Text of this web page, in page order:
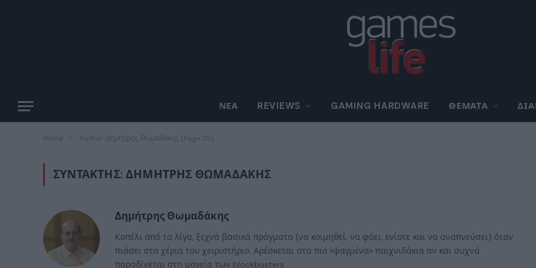
ΝΈΑ REVIEWS GAMING HARDWARE ΘΈΜΑΤΑ
Home Author: Δημήτρης Θωμαδάκης (Page 29)
ΣΥΝΤΆΚΤΗΣ:ΔΗΜΉΤΡΗΣ ΘΩΜΑΔΆΚΗΣ
Δημήτρης Θωμαδάκης
Κοπέλι από τα λίγα, ξεχνά βασικά πράγματα (να κοιμηθεί, να φάει, ενίοτε και να αναπνεύσει) όταν
πιάσει στα χέρια του χειριστήριο. Αρέσκεται στα πιο «ψαγμένα» παιχνιδάκια αν και συχνά
παραδίνεται στη μαγεία των blockbusters.